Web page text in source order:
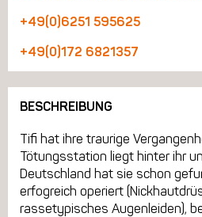
+49(0)6251 595625
+49(0)172 6821357
BESCHREIBUNG
Tifi hat ihre traurige
Tötungsstation liegt hinter ihr
Deutschland hat sie schon
erfogreich operiert
rassetypisches Augenleiden),